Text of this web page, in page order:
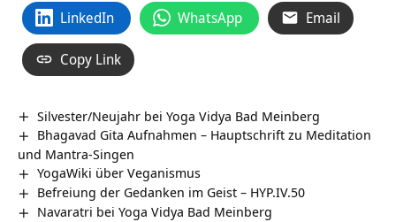
LinkedIn WhatsApp Email
Copy Link
Silvester/Neujahr bei Yoga Vidya Bad Meinberg
Bhagavad Gita Aufnahmen – Hauptschrift zu Meditation
und Mantra-Singen
YogaWiki über Veganismus
Befreiung der Gedanken im Geist – HYP.IV.50
Navaratri bei Yoga Vidya Bad Meinberg